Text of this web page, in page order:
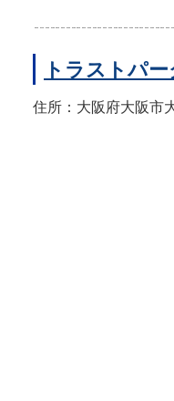
トラストパ
住所：大阪府大阪市